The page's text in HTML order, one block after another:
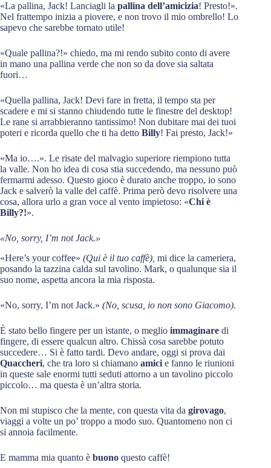
«La pallina, Jack! Lanciagli la pallina dell’amicizia! Presto!».
Nel frattempo inizia a piovere, e non trovo il mio ombrello! Lo
sapevo che sarebbe tornato utile!
«Quale pallina?!» chiedo, ma mi rendo subito conto di avere
in mano una pallina verde che non so da dove sia saltata
fuori…
«Quella pallina, Jack! Devi fare in fretta, il tempo sta per
scadere e mi si stanno chiudendo tutte le finestre del desktop!
Le rane si arrabbieranno tantissimo! Non dubitare mai dei tuoi
poteri e ricorda quello che ti ha detto Billy! Fai presto, Jack!»
«Ma io….». Le risate del malvagio superiore riempiono tutta
la valle. Non ho idea di cosa stia succedendo, ma nessuno può
fermarmi adesso. Questo gioco è durato anche troppo, io sono
Jack e salverò la valle del caffè. Prima però devo risolvere una
cosa, allora urlo a gran voce al vento impietoso: «Chi è
Billy?!».
«No, sorry, I’m not Jack.»
«Here’s your coffee» (Qui è il tuo caffè), mi dice la cameriera,
posando la tazzina calda sul tavolino. Mark, o qualunque sia il
suo nome, aspetta ancora la mia risposta.
«No, sorry, I’m not Jack.» (No, scusa, io non sono Giacomo).
È stato bello fingere per un istante, o meglio immaginare di
fingere, di essere qualcun altro. Chissà cosa sarebbe potuto
succedere… Si è fatto tardi. Devo andare, oggi si prova dai
Quaccheri, che tra loro si chiamano amici e fanno le riunioni
in queste sale enormi tutti seduti attorno a un tavolino piccolo
piccolo… ma questa è un’altra storia.
Non mi stupisco che la mente, con questa vita da girovago,
viaggi a volte un po’ troppo a modo suo. Quantomeno non ci
si annoia facilmente.
E mamma mia quanto è buono questo caffè!